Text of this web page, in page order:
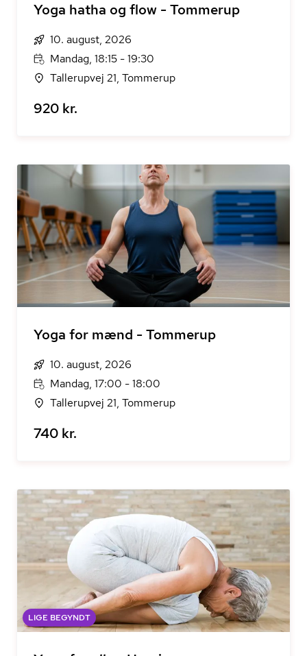
Yoga hatha og flow - Tommerup
10. august, 2026
Mandag, 18:15 - 19:30
Tallerupvej 21, Tommerup
920 kr.
Yoga for mænd - Tommerup
10. august, 2026
Mandag, 17:00 - 18:00
Tallerupvej 21, Tommerup
740 kr.
LIGE BEGYNDT